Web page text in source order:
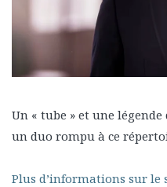
Un « tube » et une
un duo rompu à ce
Plus d’informations sur le